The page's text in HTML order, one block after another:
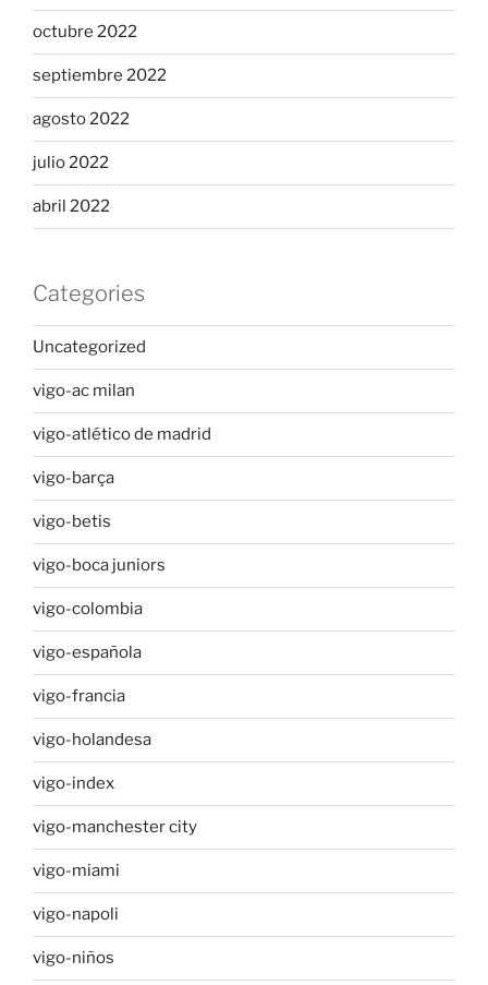
octubre 2022
septiembre 2022
agosto 2022
julio 2022
abril 2022
Categories
Uncategorized
vigo-ac milan
vigo-atlético de madrid
vigo-barça
vigo-betis
vigo-boca juniors
vigo-colombia
vigo-española
vigo-francia
vigo-holandesa
vigo-index
vigo-manchester city
vigo-miami
vigo-napoli
vigo-niños